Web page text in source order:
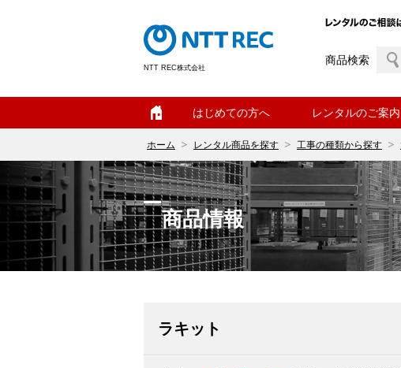
NTT REC株式会社
商品検索
はじめての方へ レンタルのご案内
ホーム レンタル商品を探す 工事の種類から探す
商品情報
ラキット